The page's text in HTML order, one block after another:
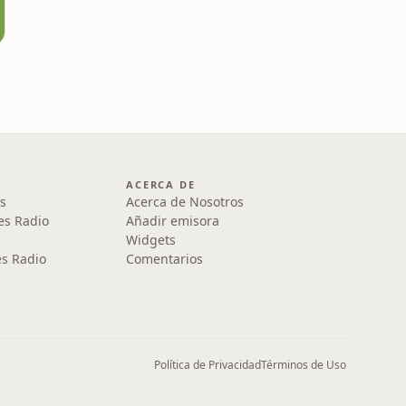
Radio
Radio
ACERCA DE
Acerca de Nosotros
Añadir emisora
Widgets
Comentarios
Política de PrivacidadTérminos de Uso